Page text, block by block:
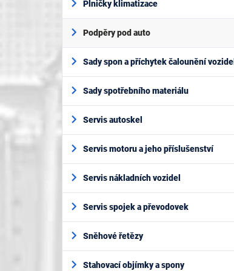
Plničky klimatizace
Podpěry pod auto
Sady spon a příchytek čalounění vozidel
Sady spotřebního materiálu
Servis autoskel
Servis motoru a jeho příslušenství
Servis nákladních vozidel
Servis spojek a převodovek
Sněhové řetězy
Stahovací objímky a spony